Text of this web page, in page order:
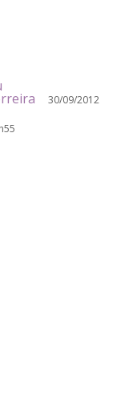
30/09/2012